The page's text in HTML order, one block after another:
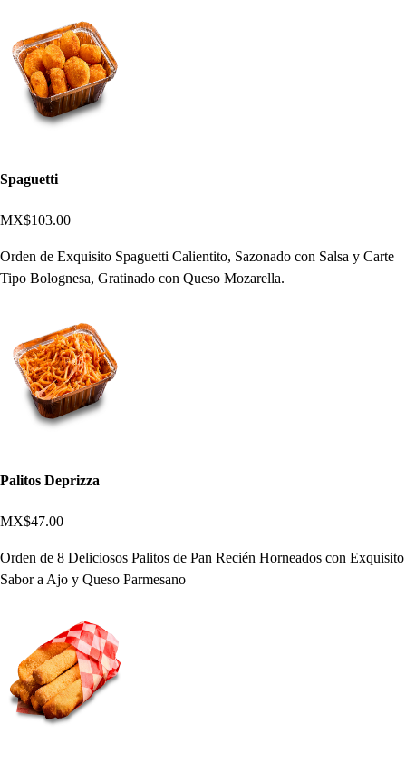
Spaguetti
MX$103.00
Orden de Exquisito Spaguetti Calientito, Sazonado con Salsa y Carte
Tipo Bolognesa, Gratinado con Queso Mozarella.
Palitos Deprizza
MX$47.00
Orden de 8 Deliciosos Palitos de Pan Recién Horneados con Exquisito
Sabor a Ajo y Queso Parmesano